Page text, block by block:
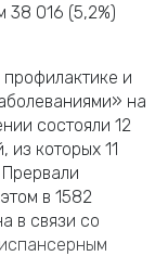
38 016 (5,2%)
и
на
состояли 12
которых 11
в 1582
в связи со